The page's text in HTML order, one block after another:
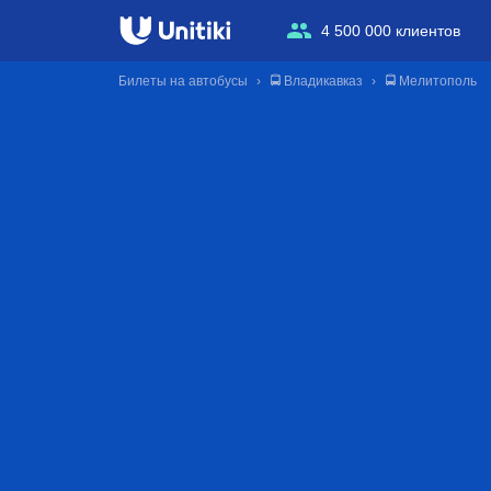
4 500 000 клиентов
Билеты на автобусы 🚍 Владикавказ 🚍 Мелитополь